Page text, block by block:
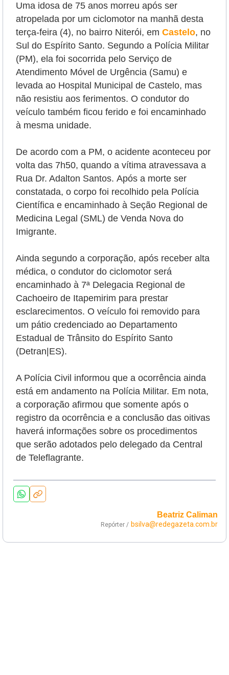
Uma idosa de 75 anos morreu após ser
atropelada por um ciclomotor na manhã desta
terça-feira (4), no bairro Niterói, em Castelo, no
Sul do Espírito Santo. Segundo a Polícia Militar
(PM), ela foi socorrida pelo Serviço de
Atendimento Móvel de Urgência (Samu) e
levada ao Hospital Municipal de Castelo, mas
não resistiu aos ferimentos. O condutor do
veículo também ficou ferido e foi encaminhado
à mesma unidade.
De acordo com a PM, o acidente aconteceu por
volta das 7h50, quando a vítima atravessava a
Rua Dr. Adalton Santos. Após a morte ser
constatada, o corpo foi recolhido pela Polícia
Científica e encaminhado à Seção Regional de
Medicina Legal (SML) de Venda Nova do
Imigrante.
Ainda segundo a corporação, após receber alta
médica, o condutor do ciclomotor será
encaminhado à 7ª Delegacia Regional de
Cachoeiro de Itapemirim para prestar
esclarecimentos. O veículo foi removido para
um pátio credenciado ao Departamento
Estadual de Trânsito do Espírito Santo
(Detran|ES).
A Polícia Civil informou que a ocorrência ainda
está em andamento na Polícia Militar. Em nota,
a corporação afirmou que somente após o
registro da ocorrência e a conclusão das oitivas
haverá informações sobre os procedimentos
que serão adotados pelo delegado da Central
de Teleflagrante.
Beatriz Caliman
Repórter / bsilva@redegazeta.com.br